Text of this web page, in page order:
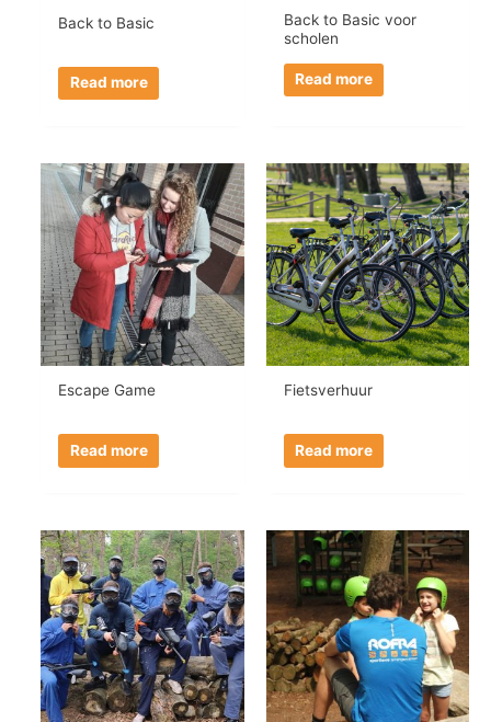
Back to Basic
Read more
Back to Basic voor
scholen
Read more
Escape Game
Read more
Fietsverhuur
Read more